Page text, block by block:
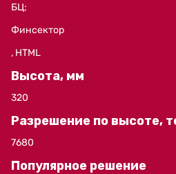
БЦ;
Финсектор
, HTML
Высота, мм
320
Разрешение по высоте,
7680
Популярное решение